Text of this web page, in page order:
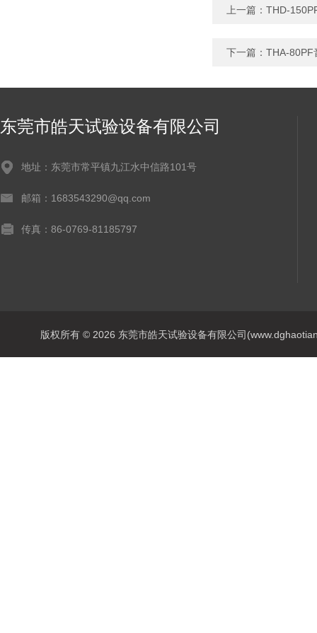
上一篇： THD-
下一篇： THA-80PF
东莞市皓天试验设备有限公司
地址：东莞市常平镇九江水中信路101号
邮箱：1683543290@qq.com
传真：86-0769-81185797
版权所有 © 2026 东莞市皓天试验设备有限公司